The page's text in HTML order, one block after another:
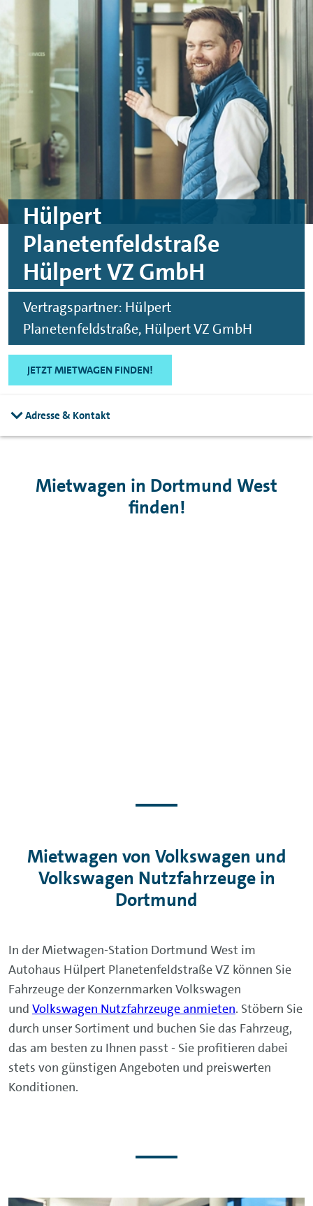
Skip to main content
Skip to footer
Hülpert
Planetenfeldstraße
Hülpert VZ GmbH
Vertragspartner: Hülpert
Planetenfeldstraße, Hülpert VZ GmbH
JETZT MIETWAGEN FINDEN!
Adresse & Kontakt
Mietwagen in Dortmund West
finden!
Mietwagen von Volkswagen und
Volkswagen Nutzfahrzeuge in
Dortmund
In der Mietwagen-Station Dortmund West im
Autohaus Hülpert Planetenfeldstraße VZ können Sie
Fahrzeuge der Konzernmarken Volkswagen
und Volkswagen Nutzfahrzeuge anmieten. Stöbern Sie
durch unser Sortiment und buchen Sie das Fahrzeug,
das am besten zu Ihnen passt - Sie profitieren dabei
stets von günstigen Angeboten und preiswerten
Konditionen.